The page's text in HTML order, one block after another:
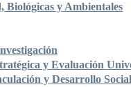
Biológicas y Ambientales
y Evaluación
y Desarrollo Social